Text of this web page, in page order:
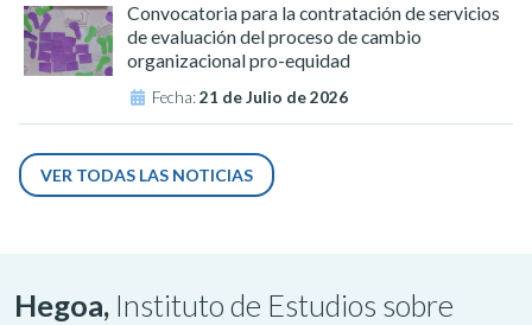
Convocatoria para la contratación de servicios
de evaluación del proceso de cambio
organizacional pro-equidad
Fecha:21 de Julio de 2026
VER TODAS LAS NOTICIAS
Hegoa, Instituto de Estudios sobre